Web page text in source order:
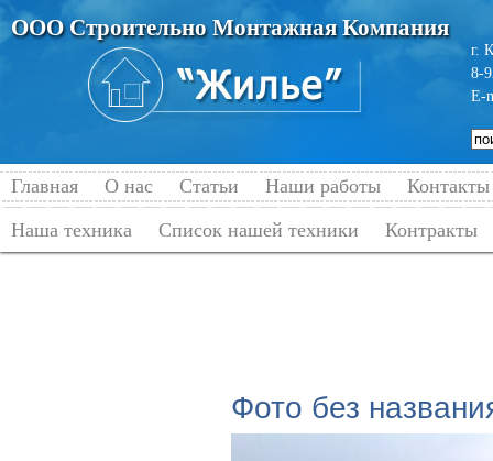
ООО Строительно Монтажная Компания
г.
8-
E-
Главная О нас Статьи Наши работы
Контакты
Наша техника
Список нашей техники Контракты
Фото без